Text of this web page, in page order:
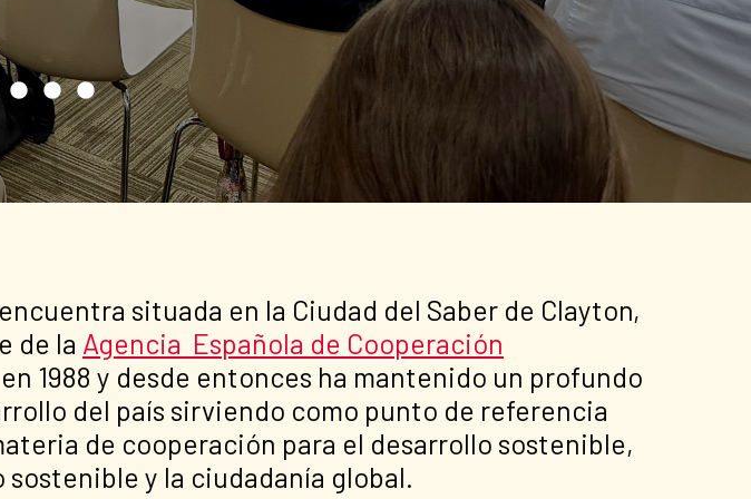
situada en la Ciudad del Saber de Clayton,
de la Agencia Española de Cooperación
1988 y desde entonces ha mantenido un profundo
del país sirviendo como punto de referencia
de cooperación para el desarrollo sostenible,
y la ciudadanía global.